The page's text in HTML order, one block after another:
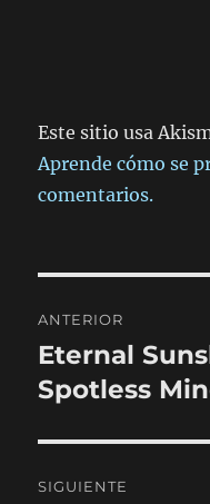
Este sitio usa
Aprende cómo se
comentarios.
de
entradas
ANTERIOR
Entrada
anterior:
Eternal
Spotless
SIGUIENTE